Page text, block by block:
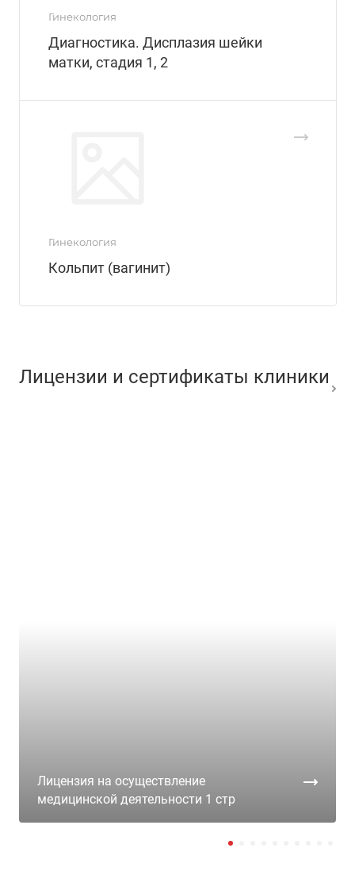
Гинекология
Диагностика. Дисплазия шейки
матки, стадия 1, 2
Гинекология
Кольпит (вагинит)
Лицензии и сертификаты клиники
Лицензия на осуществление
медицинской деятельности 1 стр